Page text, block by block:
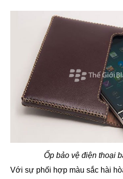
Ốp bảo vệ điện thoại
Với sự phối hợp màu sắc hài